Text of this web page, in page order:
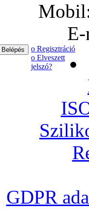
ο Regisztráció
ο Elveszett
jelszó?
GDPR